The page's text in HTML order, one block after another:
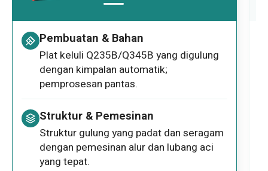
Pembuatan & Bahan
Plat keluli Q235B/Q345B yang digulung
dengan kimpalan automatik;
pemprosesan pantas.
Struktur & Pemesinan
Struktur gulung yang padat dan seragam
dengan pemesinan alur dan lubang aci
yang tepat.